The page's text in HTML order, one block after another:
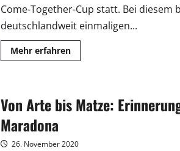
Come-Together-Cup statt. Bei diesem
deutschlandweit einmaligen...
Mehr erfahrenMehr
Informationen
Kölner
Come-
Von Arte bis Matze:
Maradona
26. November 2020